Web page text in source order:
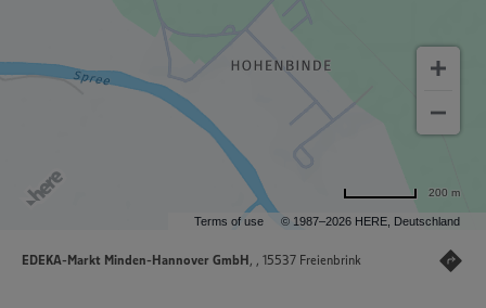
Terms of use © 1987–2026 HERE, Deutschland
200 m
EDEKA-Markt Minden-Hannover GmbH, , 15537 Freienbrink